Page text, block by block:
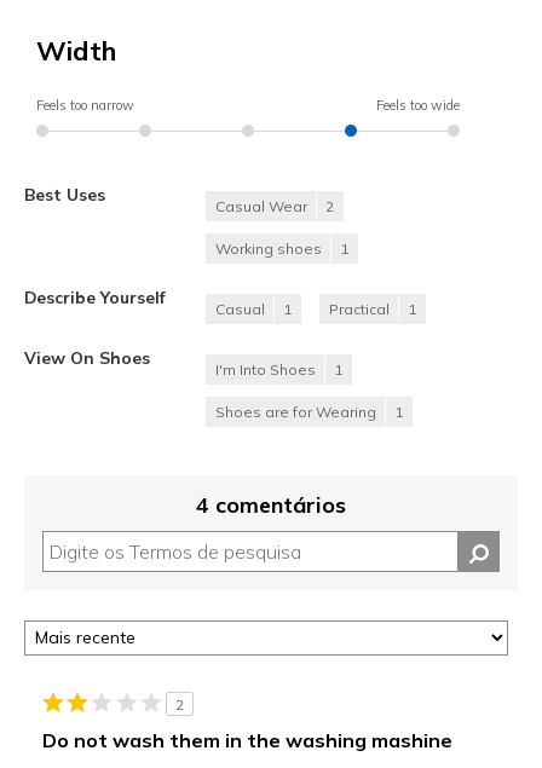
Width
Feels too narrow Feels too wide
Best Uses
Casual Wear 2
Working shoes 1
Describe Yourself
Casual 1 Practical 1
View On Shoes
I'm Into Shoes 1
Shoes are for Wearing 1
4 comentários
2
Do not wash them in the washing mashine